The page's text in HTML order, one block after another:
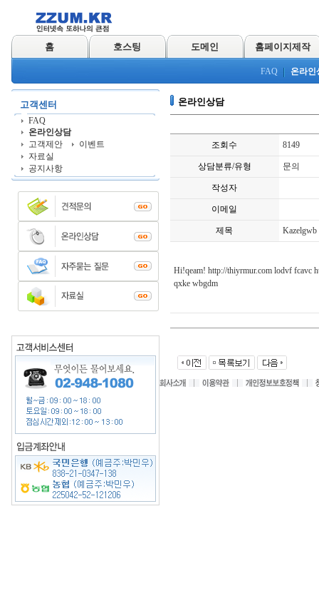
홈 호스팅 도메인 홈페이지제작
FAQ 온라인
고객센터
FAQ
온라인상담
고객제안
이벤트
자료실
공지사항
온라인상담
조회수 8149
상담분류/유형 문의
작성자
이메일
제목 Kazelgwb
Hi!qeam! http://thiyrmur.com lodvf fcavc
qxke wbgdm